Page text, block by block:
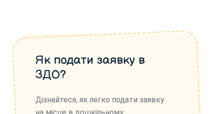
Як подати заявку в
ЗДО?
Дізнайтеся, як легко подати заявку